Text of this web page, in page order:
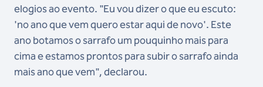
elogios ao evento. "Eu vou dizer o que eu escuto:
'no ano que vem quero estar aqui de novo'. Este
ano botamos o sarrafo um pouquinho mais para
cima e estamos prontos para subir o sarrafo ainda
mais ano que vem", declarou.